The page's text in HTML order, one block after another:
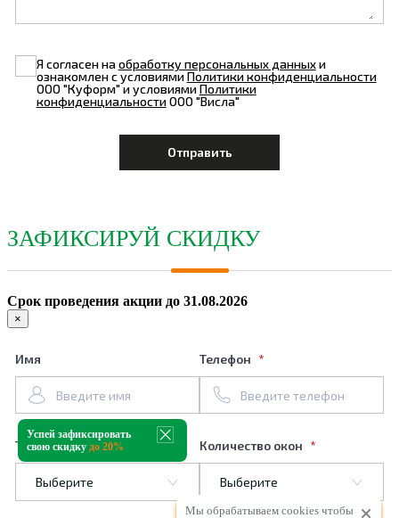
Я согласен наобработку персональных данныхи
ознакомлен с условиямиПолитики конфиденциальности
ООО "Куформ" и условиямиПолитики
конфиденциальностиООО "Висла"
ЗАФИКСИРУЙ СКИДКУ
Срок проведения акции до 31.08.2026
×
Имя Телефон
Тип профиля Количество окон
Успей зафиксировать
свою скидку до 20%
Мы обрабатываем cookies чтобы